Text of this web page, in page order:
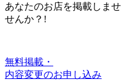
あなたのお店を掲載しま
せんか？!
無料掲載・
内容変更のお申し込み